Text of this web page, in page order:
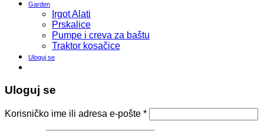
Garden
Irgot Alati
Prskalice
Pumpe i creva za baštu
Traktor kosačice
Uloguj se
Uloguj se
Korisničko ime ili adresa e-pošte *